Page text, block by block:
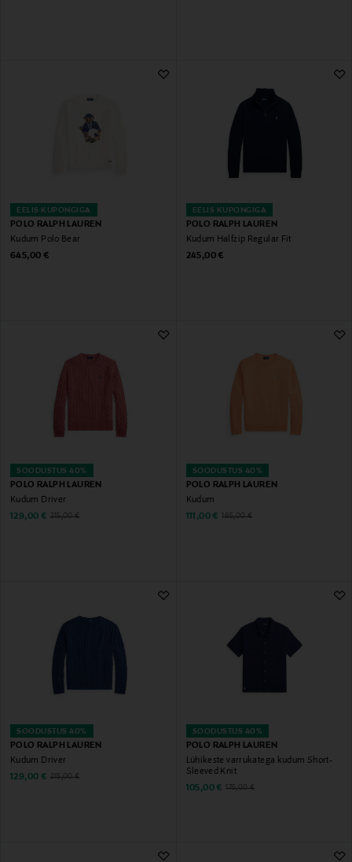
EELIS KUPONGIGA
POLO RALPH LAUREN
Kudum Polo Bear
Original Price
645,00 €
EELIS KUPONGIGA
POLO RALPH LAUREN
Kudum Halfzip Regular Fit
Original Price
245,00 €
SOODUSTUS 40%
POLO RALPH LAUREN
Kudum Driver
Discounted Price
129,00 € Original Price
215,00 €
SOODUSTUS 40%
POLO RALPH LAUREN
Kudum
Discounted Price
111,00 € Original Price
185,00 €
SOODUSTUS 40%
POLO RALPH LAUREN
Kudum Driver
Discounted Price
129,00 € Original Price
215,00 €
SOODUSTUS 40%
POLO RALPH LAUREN
Lühikeste varrukatega kudum Short-
Sleeved Knit
Discounted Price
105,00 € Original Price
175,00 €